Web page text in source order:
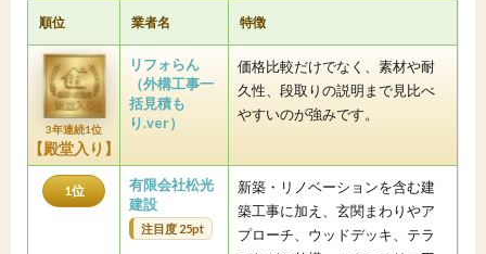
順位 業者名 特徴
3年連続1位
【殿堂入り】
リフォらん
（外構工事一
括見積も
り.ver）
価格比較だけでなく、素材や耐
久性、段取りの説明まで見比べ
やすいのが強みです。
1位
有限会社松光
建設
注目度 25pt
新築・リノベーションを含む建
築工事に加え、玄関まわりやア
プローチ、ウッドデッキ、テラ